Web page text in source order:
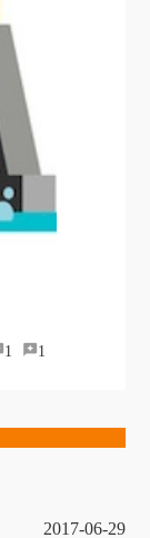
1 1
2017-06-29